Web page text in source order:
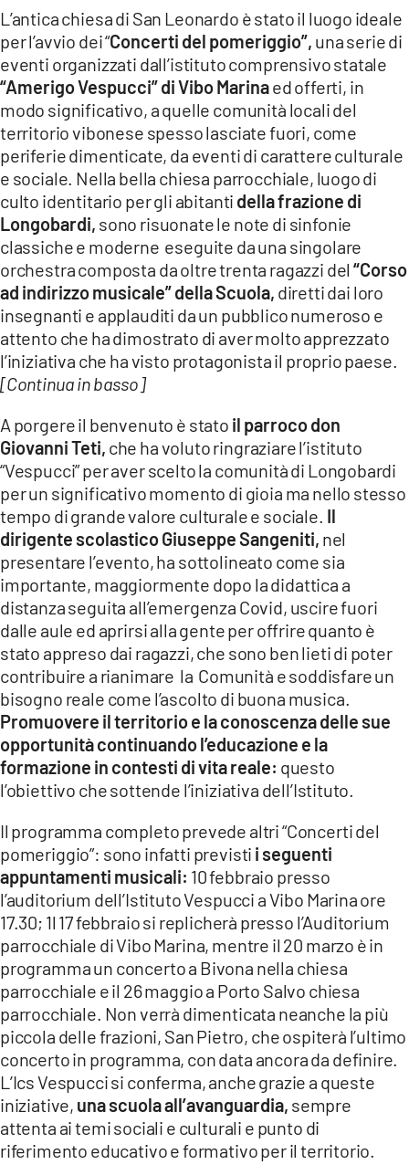
ILREGGINO.IT
COSENZACHANNEL.IT
ILVIBONESE.IT
CATANZAROCHANNEL.IT
LACAPITALENEWS.IT
App
ANDROID
APPLE
L’antica chiesa di San Leonardo è stato il luogo ideale
per l’avvio dei “Concerti del pomeriggio”, una serie di
eventi organizzati dall’istituto comprensivo statale
“Amerigo Vespucci” di Vibo Marinaed offerti, in
modo significativo, a quelle comunità locali del
territorio vibonese spesso lasciate fuori, come
periferie dimenticate, da eventi di carattere culturale
e sociale. Nella bella chiesa parrocchiale, luogo di
culto identitario per gli abitanti della frazione di
Longobardi, sono risuonate le note di sinfonie
classiche e moderne eseguite da una singolare
orchestra composta da oltre trenta ragazzi del“Corso
ad indirizzo musicale” della Scuola, diretti dai loro
insegnanti e applauditi da un pubblico numeroso e
attento che ha dimostrato di aver molto apprezzato
l’iniziativa che ha visto protagonista il proprio paese.
[Continua in basso]
A porgere il benvenuto è stato il parroco don
Giovanni Teti, che ha voluto ringraziare l’istituto
“Vespucci” per aver scelto la comunità di Longobardi
per un significativo momento di gioia ma nello stesso
tempo di grande valore culturale e sociale. Il
dirigente scolastico Giuseppe Sangeniti, nel
presentare l’evento, ha sottolineato come sia
importante, maggiormente dopo la didattica a
distanza seguita all’emergenza Covid, uscire fuori
dalle aule ed aprirsi alla gente per offrire quanto è
stato appreso dai ragazzi, che sono ben lieti di poter
contribuire a rianimare la Comunità e soddisfare un
bisogno reale come l’ascolto di buona musica.
Promuovere il territorio e la conoscenza delle sue
opportunità continuando l’educazione e la
formazione in contesti di vita reale: questo
l’obiettivo che sottende l’iniziativa dell’Istituto.
Il programma completo prevede altri “Concerti del
pomeriggio”: sono infatti previsti i seguenti
appuntamenti musicali: 10 febbraio presso
l’auditorium dell’Istituto Vespucci a Vibo Marina ore
17.30; 1l 17 febbraio si replicherà presso l’Auditorium
parrocchiale di Vibo Marina, mentre il 20 marzo è in
programma un concerto a Bivona nella chiesa
parrocchiale e il 26 maggio a Porto Salvo chiesa
parrocchiale. Non verrà dimenticata neanche la più
piccola delle frazioni, San Pietro, che ospiterà l’ultimo
concerto in programma, con data ancora da definire.
L’Ics Vespucci si conferma, anche grazie a queste
iniziative, una scuola all’avanguardia, sempre
attenta ai temi sociali e culturali e punto di
riferimento educativo e formativo per il territorio.